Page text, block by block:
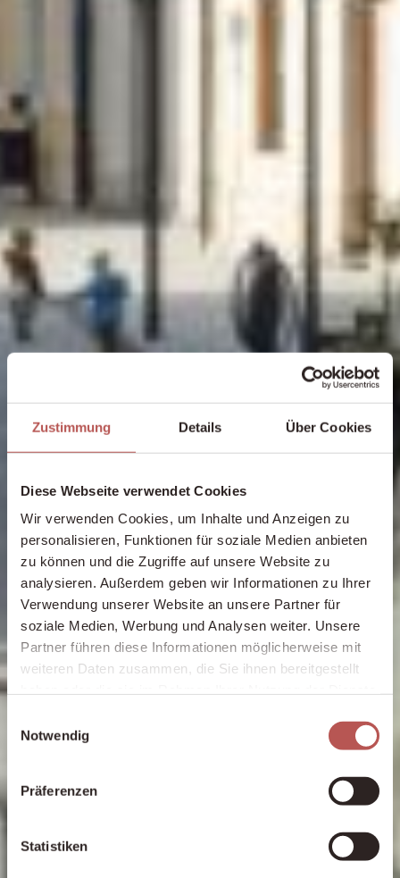
Zustimmung Details Über Cookies
Diese Webseite verwendet Cookies
Wir verwenden Cookies, um Inhalte und Anzeigen zu
personalisieren, Funktionen für soziale Medien anbieten
zu können und die Zugriffe auf unsere Website zu
analysieren. Außerdem geben wir Informationen zu Ihrer
Verwendung unserer Website an unsere Partner für
soziale Medien, Werbung und Analysen weiter. Unsere
Partner führen diese Informationen möglicherweise mit
weiteren Daten zusammen, die Sie ihnen bereitgestellt
Notwendig
Präferenzen
Statistiken